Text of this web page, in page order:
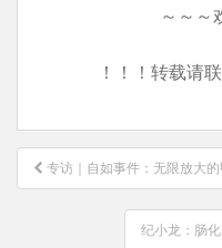
～～～
！！！转载请
文
章
专访｜自如事件：无限放大
纪小龙：肠